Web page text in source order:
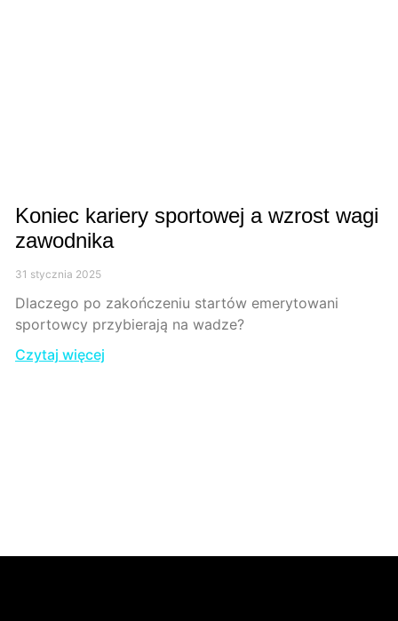
Koniec kariery sportowej a wzrost wagi
zawodnika
31 stycznia 2025
Dlaczego po zakończeniu startów emerytowani
sportowcy przybierają na wadze?
Czytaj więcej